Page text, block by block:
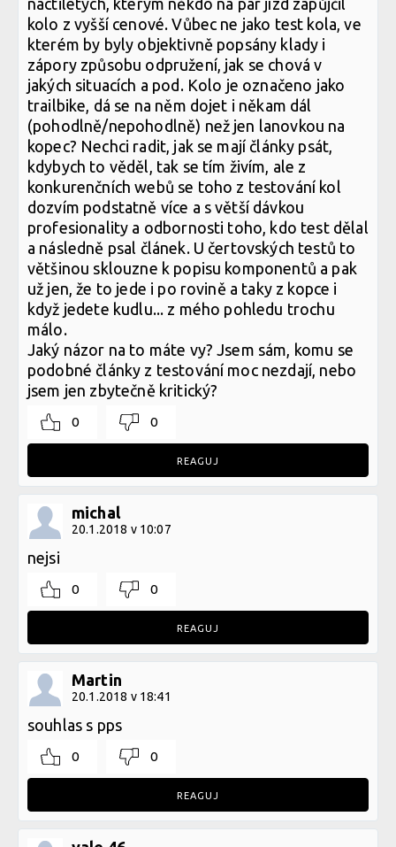
náctiletých, kterým někdo na pár jízd zapůjčil
kolo z vyšší cenové. Vůbec ne jako test kola, ve
kterém by byly objektivně popsány klady i
zápory způsobu odpružení, jak se chová v
jakých situacích a pod. Kolo je označeno jako
trailbike, dá se na něm dojet i někam dál
(pohodlně/nepohodlně) než jen lanovkou na
kopec? Nechci radit, jak se mají články psát,
kdybych to věděl, tak se tím živím, ale z
konkurenčních webů se toho z testování kol
dozvím podstatně více a s větší dávkou
profesionality a odbornosti toho, kdo test dělal
a následně psal článek. U čertovských testů to
většinou sklouzne k popisu komponentů a pak
už jen, že to jede i po rovině a taky z kopce i
když jedete kudlu... z mého pohledu trochu
málo.
Jaký názor na to máte vy? Jsem sám, komu se
podobné články z testování moc nezdají, nebo
jsem jen zbytečně kritický?
0 0
REAGUJ
michal
20.1.2018 v 10:07
nejsi
0 0
REAGUJ
Martin
20.1.2018 v 18:41
souhlas s pps
0 0
REAGUJ